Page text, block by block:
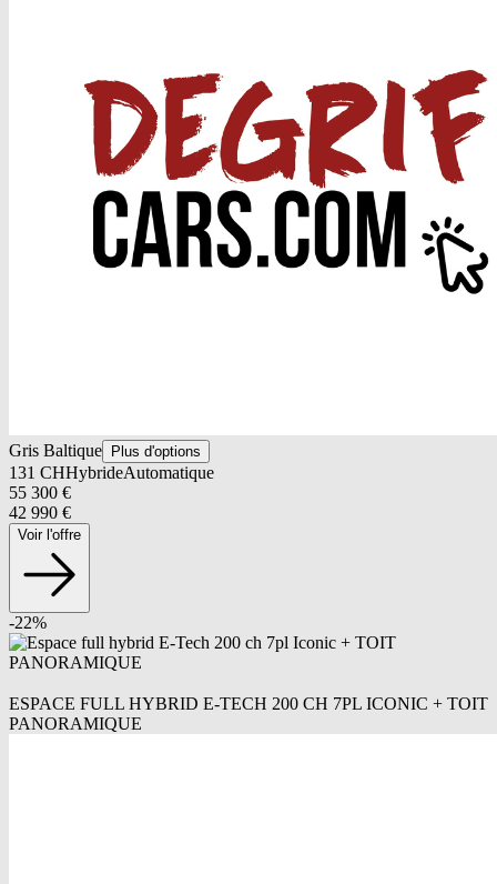
Gris Baltique Plus d'options
131 CHHybrideAutomatique
55 300 €
42 990 €
Voir l'offre
-22%
ESPACE FULL HYBRID E-TECH 200 CH 7PL ICONIC + TOIT
PANORAMIQUE